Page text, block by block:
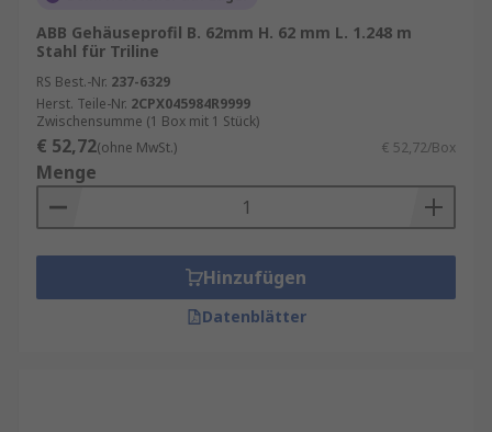
ABB Gehäuseprofil B. 62mm H. 62 mm L. 1.248 m
Stahl für Triline
RS Best.-Nr. 237-6329
Herst. Teile-Nr. 2CPX045984R9999
Zwischensumme (1 Box mit 1 Stück)
€ 52,72(ohne MwSt.) € 52,72/Box
Menge
Hinzufügen
Datenblätter